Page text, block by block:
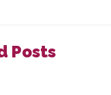
Posts